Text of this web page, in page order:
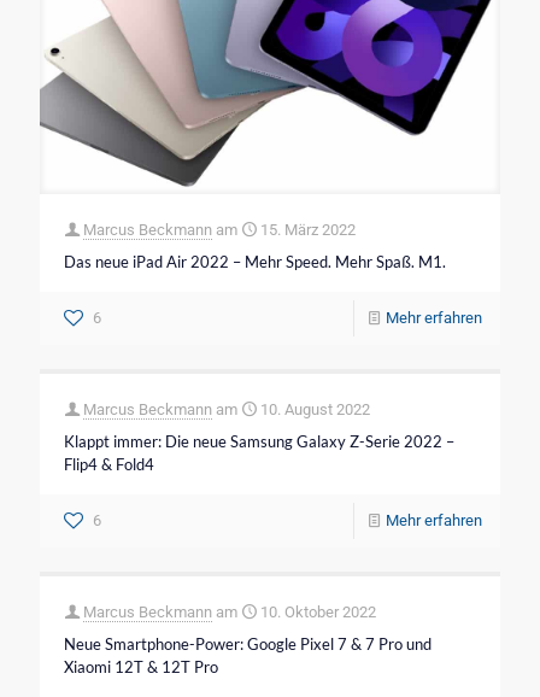
Marcus Beckmann am 15. März 2022
Das neue iPad Air 2022 – Mehr Speed. Mehr Spaß. M1.
6 Mehr erfahren
Marcus Beckmann am 10. August 2022
Klappt immer: Die neue Samsung Galaxy Z-Serie 2022 –
Flip4 & Fold4
6 Mehr erfahren
Marcus Beckmann am 10. Oktober 2022
Neue Smartphone-Power: Google Pixel 7 & 7 Pro und
Xiaomi 12T & 12T Pro